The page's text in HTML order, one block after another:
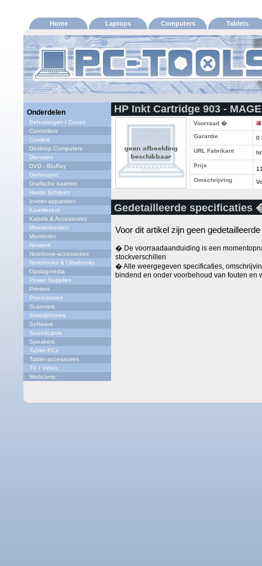
Home Laptops Computers Tablets
Onderdelen
Behuizingen / Cases
Controllers
Coolers
Desktop Computers
Diensten
DVD - BluRay
Geheugen
Grafische kaarten
Harde Schijven
Invoer-apparaten
Kaartlezers
Kabels & Accessoires
Moederborden
Monitoren
Netwerk
Notebook-accessoires
Notebooks & Ultrabooks
Opslagmedia
Power Supplies
Printers
Processoren
Scanners
Smartphones
Software
Soundcards
Speakers
Tablet PCs
Tablet-accessoires
TV / Video
Webcams
HP Inkt Cartridge 903 -
Voorraad �
Garantie
0
URL Fabrikant
Prijs
Omschrijving
Gedetailleerde specificaties
Voor dit artikel zijn geen
� De voorraadaanduiding is een
stockverschillen
� Alle weergegeven specificaties,
bindend en onder voorbehoud van fouten en